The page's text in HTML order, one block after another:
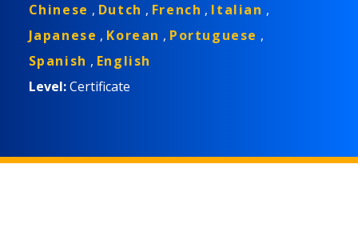
Chinese , Dutch , French , Italian ,
Japanese , Korean , Portuguese ,
Spanish , English
Level:Certificate